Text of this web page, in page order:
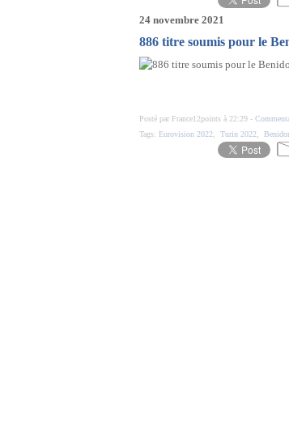
24 novembre 2021
886 titre soumis pour le
Posté par France12points à 22:29 -
Tags: Eurovision 2022 Turin 2022